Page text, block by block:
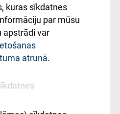
kuras sīkdatnes
par mūsu
apstrādi var
atrunā.